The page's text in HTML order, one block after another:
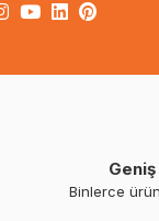
Binlerce